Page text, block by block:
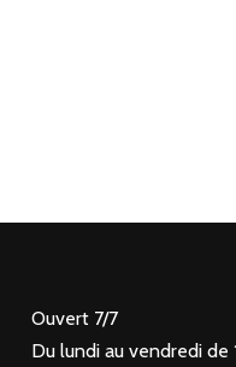
Ouvert 7/7
Du lundi au vendredi de